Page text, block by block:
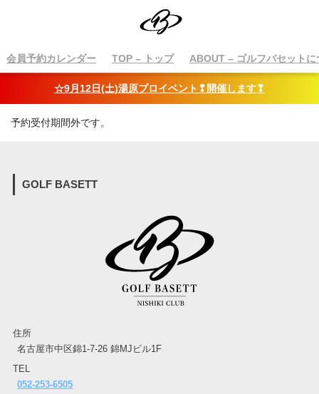
会員予約カレンダー TOP – トップ ABOUT – ゴルフバセットに
☆9月12日(土)湯原プロイベント❢開催します❢
予約受付期間外です。
GOLF BASETT
住所
名古屋市中区錦1-7-26 錦MJビル1F
TEL
052-253-6505